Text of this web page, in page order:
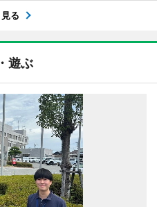
る
遊ぶ